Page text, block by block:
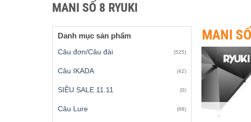
MANI SỐ 8 RYUKI
Danh mục sản phẩm
Câu đơn/Câu đài (525)
Câu IKADA (42)
SIÊU SALE 11.11 (0)
Câu Lure (98)
MANI